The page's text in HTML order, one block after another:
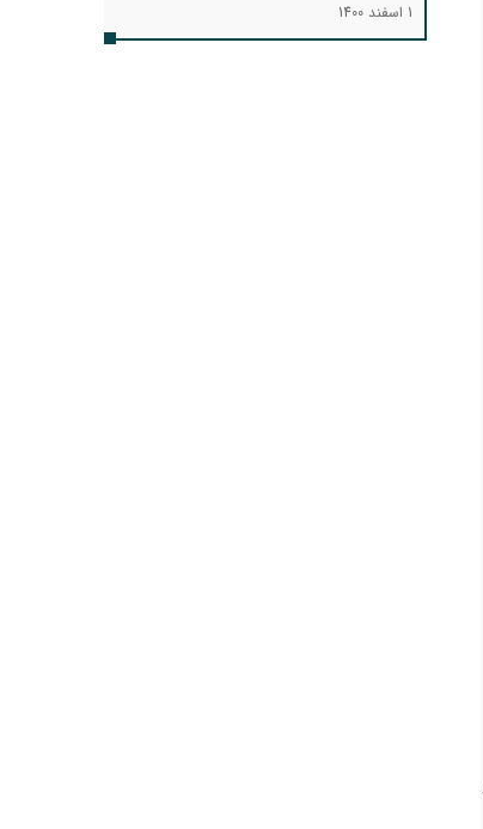
1 اسفند 1400